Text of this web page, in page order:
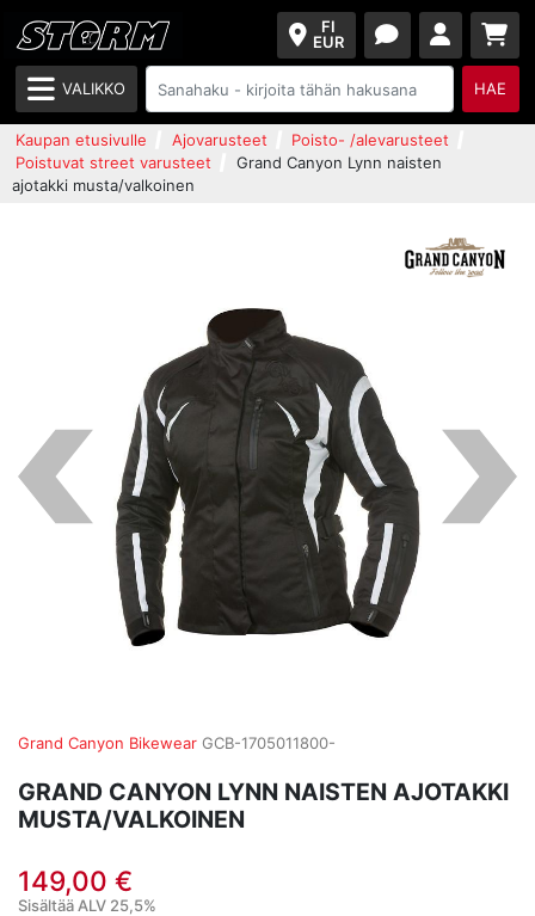
FI
EUR
VALIKKO HAE
Kaupan etusivulle Ajovarusteet
Poisto- /alevarusteet
Poistuvat street varusteet
Grand Canyon Lynn naisten
ajotakki musta/valkoinen
Grand Canyon Bikewear GCB-1705011800-
GRAND CANYON LYNN NAISTEN AJOTAKKI
MUSTA/VALKOINEN
149,00 €
Sisältää ALV 25,5%